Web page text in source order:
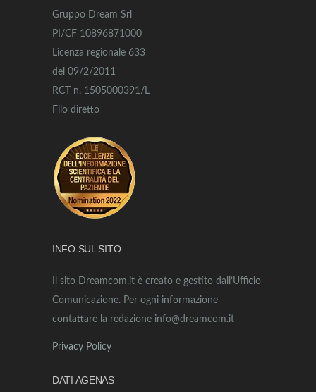
Gruppo Dream Srl
PI/CF 10896871000
Licenza regionale 633
del 09/2/2011
RCT n. 1505000391/L
Filo diretto
INFO SUL SITO
Il sito Dreamcom.it è creato e gestito dall’Ufficio
Comunicazione. Per ogni informazione
contattare la redazione info@dreamcom.it
Privacy Policy
DATI AGENAS